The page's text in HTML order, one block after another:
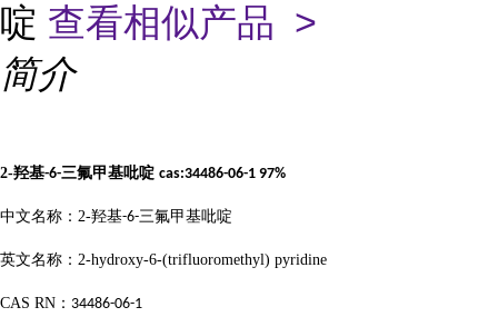
啶 查看相似产品 >
简介
2-羟基-6-三氟甲基吡啶 cas:34486-06-1 97%
中文名称： 2-羟基-6-三氟甲基吡啶
英文名称： 2-hydroxy-6-(trifluoromethyl) pyridine
CAS RN ： 34486-06-1